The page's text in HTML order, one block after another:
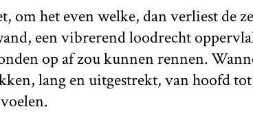
om het even welke, dan verliest de
een vibrerend loodrecht
op af zou kunnen rennen.
lang en uitgestrekt, van hoofd